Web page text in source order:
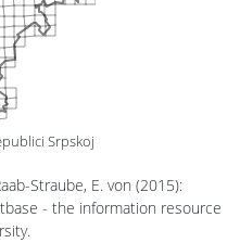
Straube, E. von (2015):
- the information resource
Srpskoj